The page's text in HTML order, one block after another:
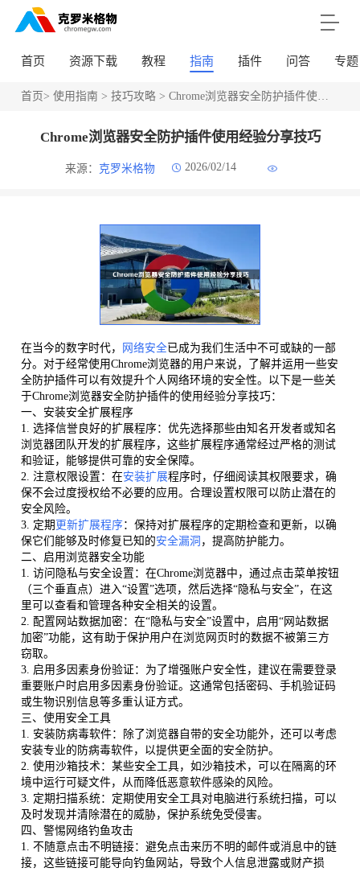
首页 资源下载 教程 指南 插件 问答 专题
首页> 使用指南 > 技巧攻略> Chrome浏览器安全防护插件使用经验分享技巧
Chrome浏览器安全防护插件使用经验分享技巧
来源： 克罗米格物 2026/02/14
在当今的数字时代， 网络安全已成为我们生活中不可或缺的一部
分。对于经常使用Chrome浏览器的用户来说，了解并运用一些安
全防护插件可以有效提升个人网络环境的安全性。以下是一些关
于Chrome浏览器安全防护插件的使用经验分享技巧：
一、安装安全扩展程序
1. 选择信誉良好的扩展程序：优先选择那些由知名开发者或知名
浏览器团队开发的扩展程序，这些扩展程序通常经过严格的测试
和验证，能够提供可靠的安全保障。
2. 注意权限设置：在安装扩展程序时，仔细阅读其权限要求，确
保不会过度授权给不必要的应用。合理设置权限可以防止潜在的
安全风险。
3. 定期 更新扩展程序：保持对扩展程序的定期检查和更新，以确
保它们能够及时修复已知的安全漏洞 ，提高防护能力。
二、启用浏览器安全功能
1. 访问隐私与安全设置：在Chrome浏览器中，通过点击菜单按钮
（三个垂直点）进入“设置”选项，然后选择“隐私与安全”，在这
里可以查看和管理各种安全相关的设置。
2. 配置网站数据加密：在“隐私与安全”设置中，启用“网站数据
加密”功能，这有助于保护用户在浏览网页时的数据不被第三方
窃取。
3. 启用多因素身份验证：为了增强账户安全性，建议在需要登录
重要账户时启用多因素身份验证。这通常包括密码、手机验证码
或生物识别信息等多重认证方式。
三、使用安全工具
1. 安装防病毒软件：除了浏览器自带的安全功能外，还可以考虑
安装专业的防病毒软件，以提供更全面的安全防护。
2. 使用沙箱技术：某些安全工具，如沙箱技术，可以在隔离的环
境中运行可疑文件，从而降低恶意软件感染的风险。
3. 定期扫描系统：定期使用安全工具对电脑进行系统扫描，可以
及时发现并清除潜在的威胁，保护系统免受侵害。
四、警惕网络钓鱼攻击
1. 不随意点击不明链接：避免点击来历不明的邮件或消息中的链
接，这些链接可能导向钓鱼网站，导致个人信息泄露或财产损